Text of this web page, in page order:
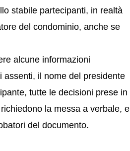
stabile partecipanti, in realtà
del condominio, anche se
alcune informazioni
assenti, il nome del presidente
tutte le decisioni prese in
la messa a verbale, e
del documento.